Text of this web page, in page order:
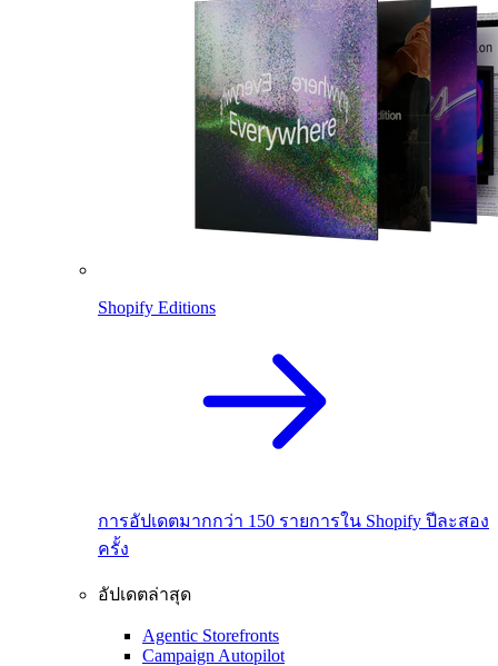
Shopify Editions
การอัปเดตมากกว่า 150 รายการใน Shopify ปีละสอง
ครั้ง
อัปเดตล่าสุด
Agentic Storefronts
Campaign Autopilot